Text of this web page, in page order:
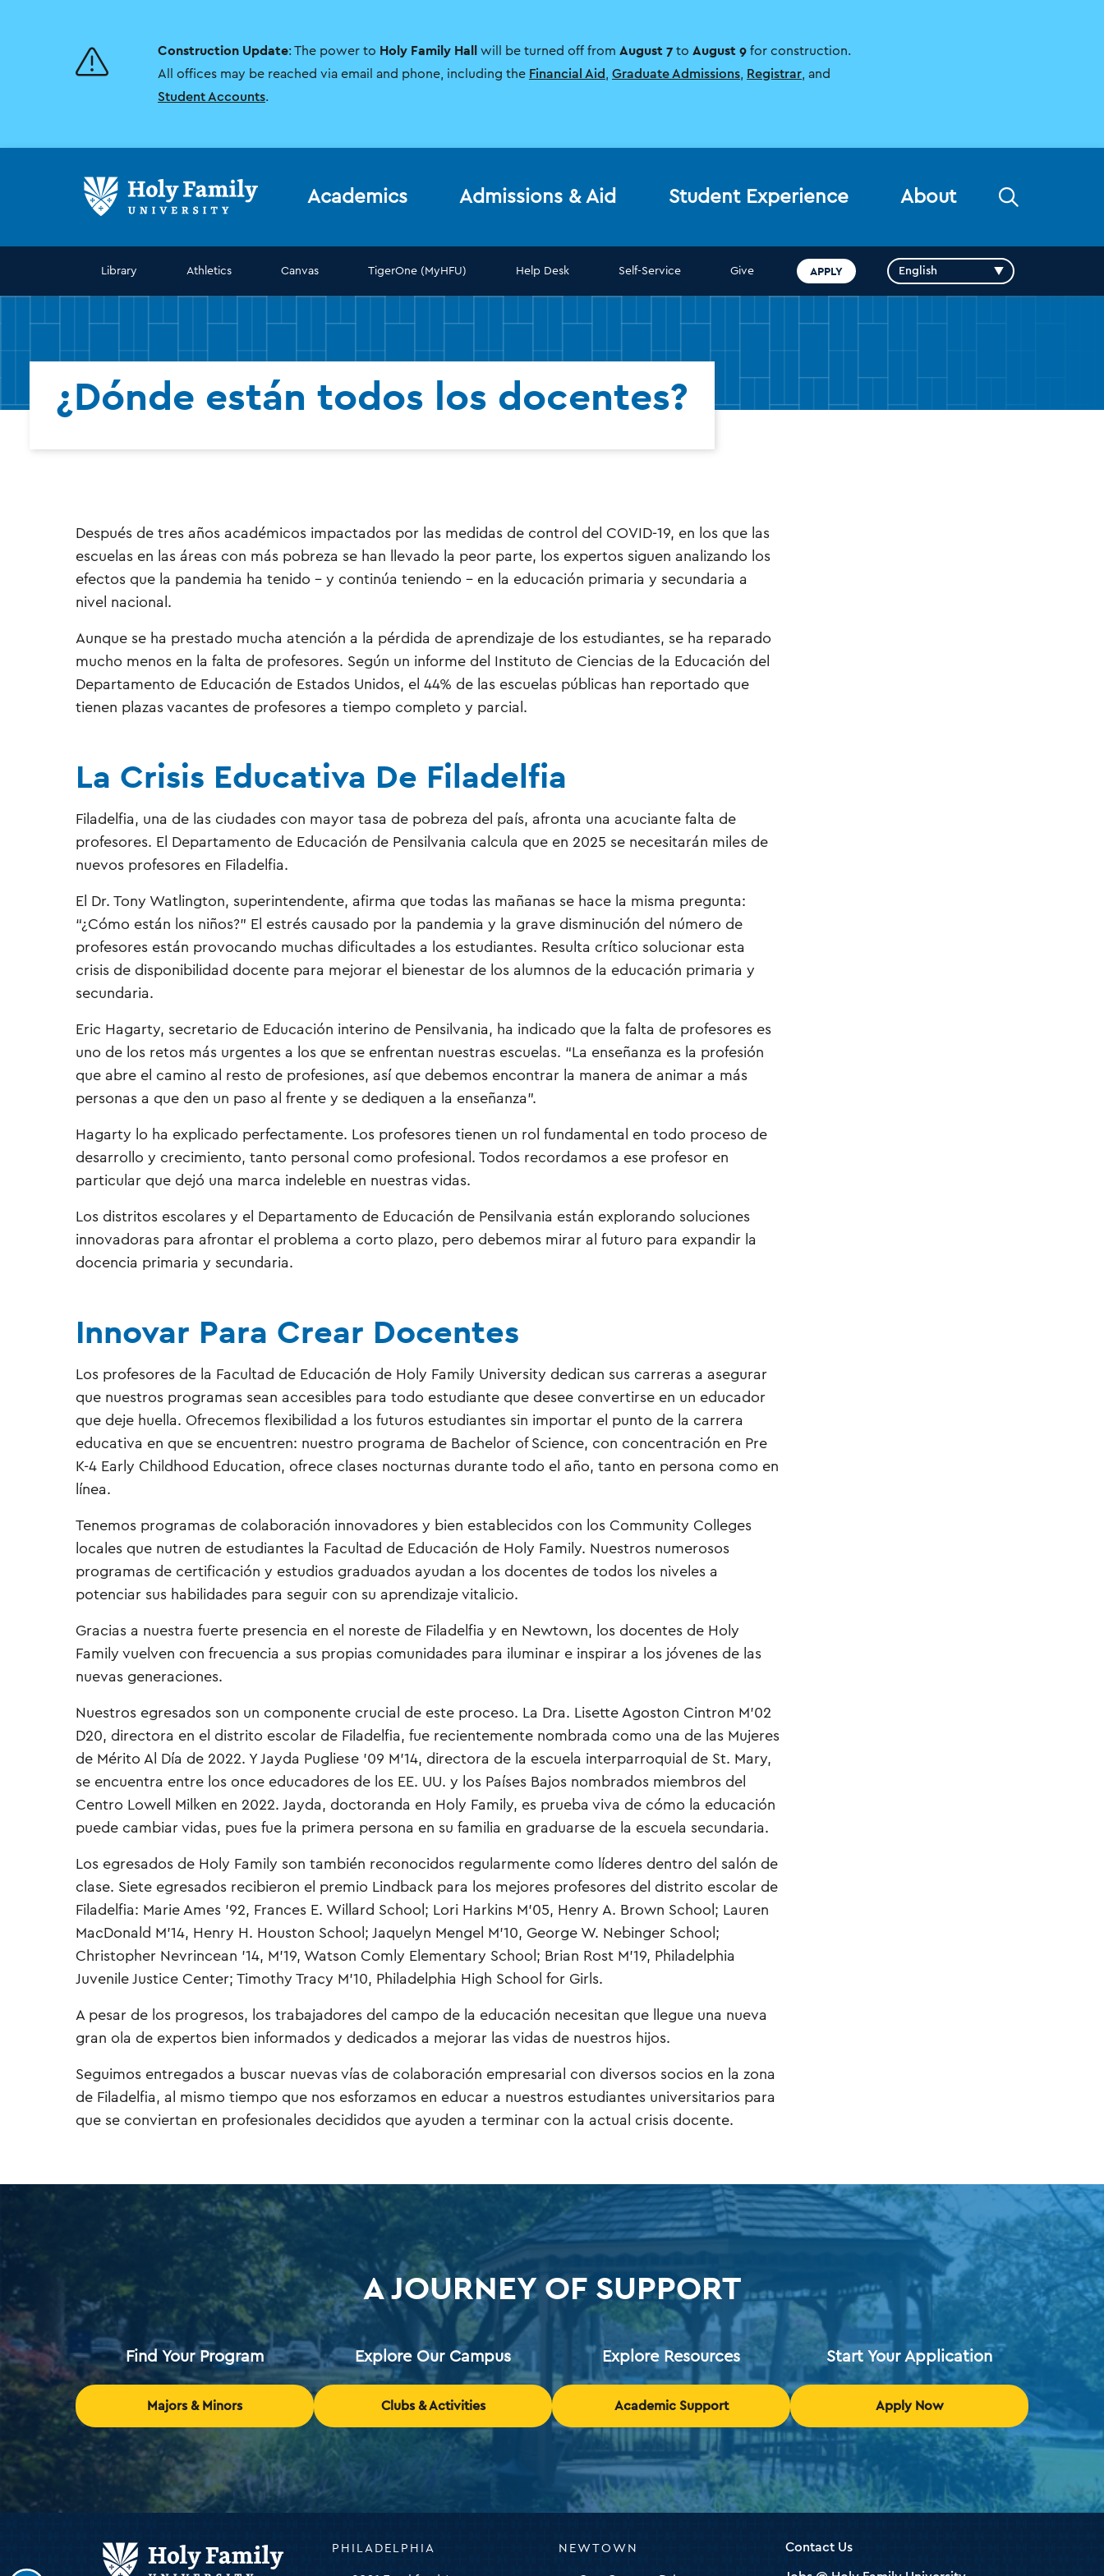
Construction Update: The power to Holy Family Hall will be turned off from August 7 to August 9for construction.
All offices may be reached via email and phone, including the Financial Aid Graduate Admissions, Registrar, and
Student Accounts.
Academics Admissions & Aid Student Experience About
Library Athletics Canvas TigerOne (MyHFU) Help Desk Self-Service Give APPLY
¿Dónde están todos los docentes?
Después de tres años académicos impactados por las medidas de control del COVID-19, en los que las
escuelas en las áreas con más pobreza se han llevado la peor parte, los expertos siguen analizando los
efectos que la pandemia ha tenido – y continúa teniendo – en la educación primaria y secundaria a
nivel nacional.
Aunque se ha prestado mucha atención a la pérdida de aprendizaje de los estudiantes, se ha reparado
mucho menos en la falta de profesores. Según un informe del Instituto de Ciencias de la Educación del
Departamento de Educación de Estados Unidos, el 44% de las escuelas públicas han reportado que
tienen plazas vacantes de profesores a tiempo completo y parcial.
La Crisis Educativa De Filadelfia
Filadelfia, una de las ciudades con mayor tasa de pobreza del país, afronta una acuciante falta de
profesores. El Departamento de Educación de Pensilvania calcula que en 2025 se necesitarán miles de
nuevos profesores en Filadelfia.
El Dr. Tony Watlington, superintendente, afirma que todas las mañanas se hace la misma pregunta:
“¿Cómo están los niños?” El estrés causado por la pandemia y la grave disminución del número de
profesores están provocando muchas dificultades a los estudiantes. Resulta crítico solucionar esta
crisis de disponibilidad docente para mejorar el bienestar de los alumnos de la educación primaria y
secundaria.
Eric Hagarty, secretario de Educación interino de Pensilvania, ha indicado que la falta de profesores es
uno de los retos más urgentes a los que se enfrentan nuestras escuelas. “La enseñanza es la profesión
que abre el camino al resto de profesiones, así que debemos encontrar la manera de animar a más
personas a que den un paso al frente y se dediquen a la enseñanza”.
Hagarty lo ha explicado perfectamente. Los profesores tienen un rol fundamental en todo proceso de
desarrollo y crecimiento, tanto personal como profesional. Todos recordamos a ese profesor en
particular que dejó una marca indeleble en nuestras vidas.
Los distritos escolares y el Departamento de Educación de Pensilvania están explorando soluciones
innovadoras para afrontar el problema a corto plazo, pero debemos mirar al futuro para expandir la
docencia primaria y secundaria.
Innovar Para Crear Docentes
Los profesores de la Facultad de Educación de Holy Family University dedican sus carreras a asegurar
que nuestros programas sean accesibles para todo estudiante que desee convertirse en un educador
que deje huella. Ofrecemos flexibilidad a los futuros estudiantes sin importar el punto de la carrera
educativa en que se encuentren: nuestro programa de Bachelor of Science, con concentración en Pre
K-4 Early Childhood Education, ofrece clases nocturnas durante todo el año, tanto en persona como en
línea.
Tenemos programas de colaboración innovadores y bien establecidos con los Community Colleges
locales que nutren de estudiantes la Facultad de Educación de Holy Family. Nuestros numerosos
programas de certificación y estudios graduados ayudan a los docentes de todos los niveles a
potenciar sus habilidades para seguir con su aprendizaje vitalicio.
Gracias a nuestra fuerte presencia en el noreste de Filadelfia y en Newtown, los docentes de Holy
Family vuelven con frecuencia a sus propias comunidades para iluminar e inspirar a los jóvenes de las
nuevas generaciones.
Nuestros egresados son un componente crucial de este proceso. La Dra. Lisette Agoston Cintron M’02
D20, directora en el distrito escolar de Filadelfia, fue recientemente nombrada como una de las Mujeres
de Mérito Al Día de 2022. Y Jayda Pugliese ’09 M’14, directora de la escuela interparroquial de St. Mary,
se encuentra entre los once educadores de los EE. UU. y los Países Bajos nombrados miembros del
Centro Lowell Milken en 2022. Jayda, doctoranda en Holy Family, es prueba viva de cómo la educación
puede cambiar vidas, pues fue la primera persona en su familia en graduarse de la escuela secundaria.
Los egresados de Holy Family son también reconocidos regularmente como líderes dentro del salón de
clase. Siete egresados recibieron el premio Lindback para los mejores profesores del distrito escolar de
Filadelfia: Marie Ames ’92, Frances E. Willard School; Lori Harkins M’05, Henry A. Brown School; Lauren
MacDonald M’14, Henry H. Houston School; Jaquelyn Mengel M’10, George W. Nebinger School;
Christopher Nevrincean ’14, M’19, Watson Comly Elementary School; Brian Rost M’19, Philadelphia
Juvenile Justice Center; Timothy Tracy M’10, Philadelphia High School for Girls.
A pesar de los progresos, los trabajadores del campo de la educación necesitan que llegue una nueva
gran ola de expertos bien informados y dedicados a mejorar las vidas de nuestros hijos.
Seguimos entregados a buscar nuevas vías de colaboración empresarial con diversos socios en la zona
de Filadelfia, al mismo tiempo que nos esforzamos en educar a nuestros estudiantes universitarios para
que se conviertan en profesionales decididos que ayuden a terminar con la actual crisis docente.
A JOURNEY OF SUPPORT
Find Your Program
Majors & Minors
Explore Our Campus
Clubs & Activities
Explore Resources
Academic Support
Start Your Application
Apply Now
Family
PHILADELPHIA NEWTOWN Contact Us